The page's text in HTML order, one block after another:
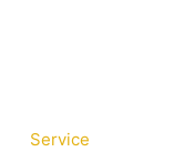
Service